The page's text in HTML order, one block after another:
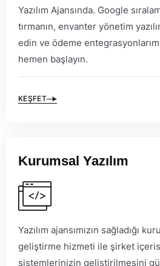
Yazılım Ajansında. Google
tırmanın, envanter yönetim
edin ve ödeme
hemen başlayın.
KEŞFET
Kurumsal Yazılım
Yazılım ajansımızın sağladığı
geliştirme hizmeti ile şirket
sistemlerinizin geliştirilmesini